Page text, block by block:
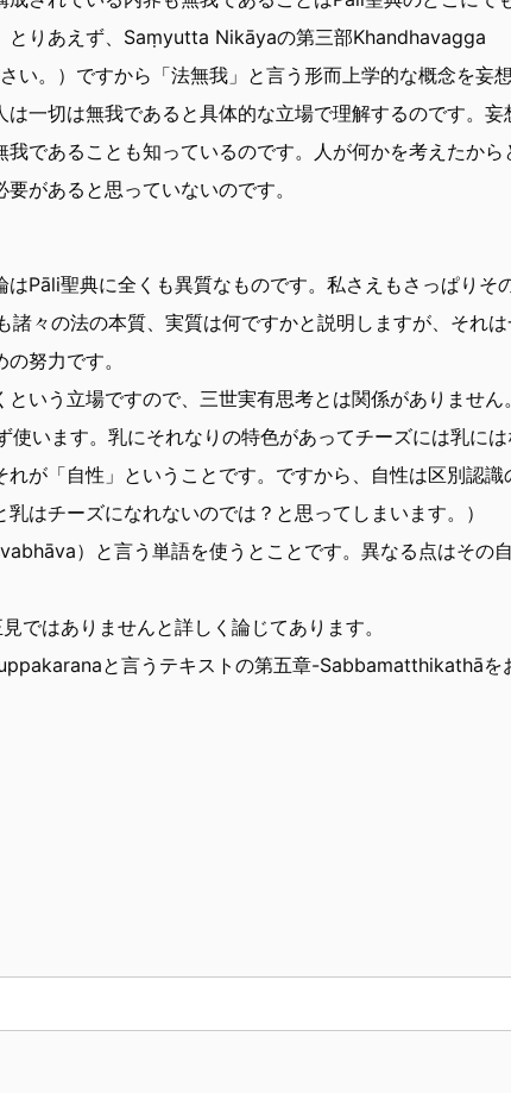
とりあえず、Saṃyutta Nikāyaの第三部Khandhavagga
い。）ですから「法無我」と言う形而上学的な概念を妄
一切は無我であると具体的な立場で理解するのです。妄
であることも知っているのです。人が何かを考えたから
があると思っていないのです。
Pāli聖典に全くも異質なものです。私さえもさっぱりそ
々の法の本質、実質は何ですかと説明しますが、それ
努力です。
いう立場ですので、三世実有思考とは関係がありません
います。乳にそれなりの特色があってチーズには乳には
が「自性」ということです。ですから、自性は区別認識
はチーズになれないのでは？と思ってしまいます。）
）と言う単語を使うとことです。異なる点はその
ではありませんと詳しく論じてあります。
と言うテキストの第五章-Sabbamatthikathāを